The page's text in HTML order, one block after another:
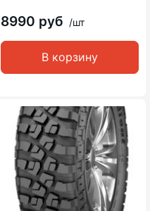
8990 руб /шт
В корзину